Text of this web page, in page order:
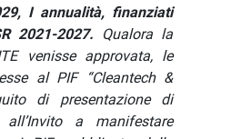
I annualità, finanziati
2021-2027.
Qualora la
venisse approvata, le
al PIF “Cleantech &
di presentazione di
a manifestare